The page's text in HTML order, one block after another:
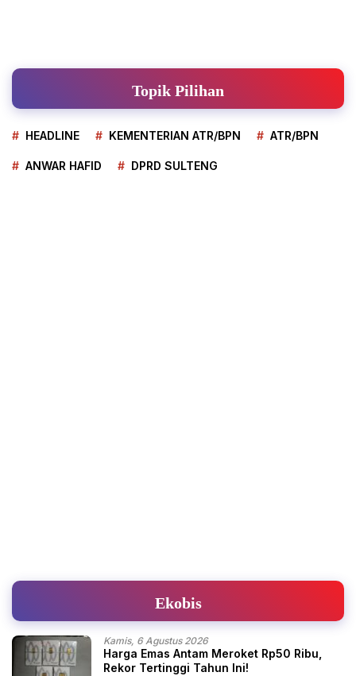
Topik Pilihan
HEADLINE KEMENTERIAN ATR/BPN ATR/BPN
ANWAR HAFID DPRD SULTENG
Ekobis
Kamis, 6 Agustus 2026
Harga Emas Antam Meroket Rp50 Ribu,
Rekor Tertinggi Tahun Ini!